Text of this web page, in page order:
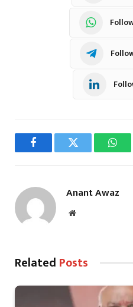
FacebookTwitter
Anant Awaz
Website
Related Posts